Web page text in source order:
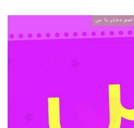
اسم دختر با س